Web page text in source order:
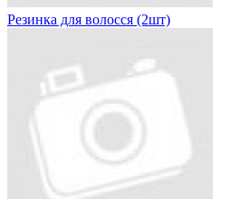
Резинка для волосся (2шт)